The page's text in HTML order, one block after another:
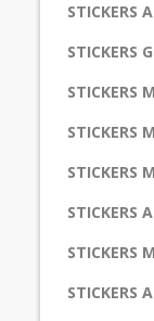
STICKERS
STICKERS
STICKERS
STICKERS
STICKERS
STICKERS
STICKERS
STICKERS